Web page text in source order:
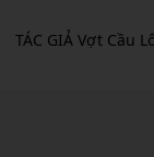
TÁC GIẢ Vợt Cầu